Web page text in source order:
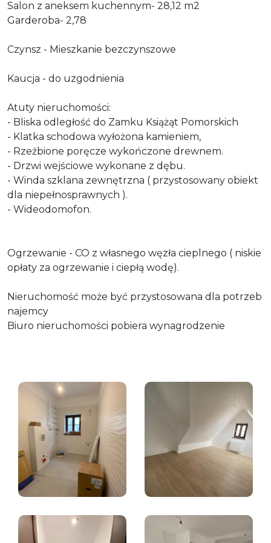
Salon z aneksem kuchennym- 28,12 m2
Garderoba- 2,78
Czynsz - Mieszkanie bezczynszowe
Kaucja - do uzgodnienia
Atuty nieruchomości:
- Bliska odległość do Zamku Książąt Pomorskich
- Klatka schodowa wyłożona kamieniem,
- Rzeźbione poręcze wykończone drewnem.
- Drzwi wejściowe wykonane z dębu.
- Winda szklana zewnętrzna ( przystosowany obiekt
dla niepełnosprawnych ).
- Wideodomofon.
Ogrzewanie - CO z własnego węzła cieplnego ( niskie
opłaty za ogrzewanie i ciepłą wodę).
Nieruchomość może być przystosowana dla potrzeb
najemcy
Biuro nieruchomości pobiera wynagrodzenie